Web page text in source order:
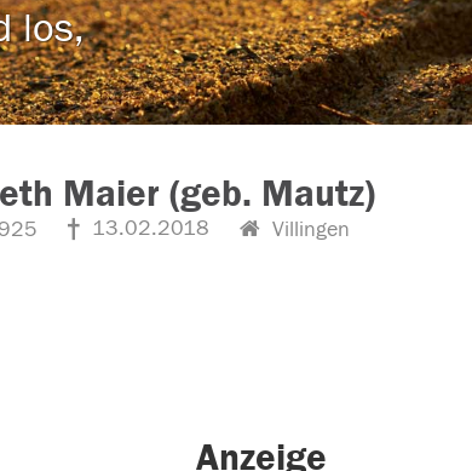
los,
Maier (geb. Mautz)
13.02.2018 Villingen
Anzeige